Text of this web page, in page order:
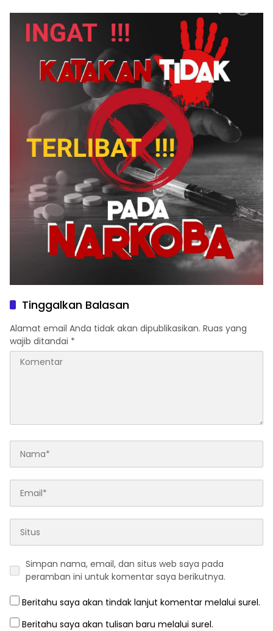
Transparan*
Pemberdayaan
Masyarakat
Tinggalkan Balasan
Alamat email Anda tidak akan dipublikasikan. Ruas yang
wajib ditandai *
Simpan nama, email, dan situs web saya pada
peramban ini untuk komentar saya berikutnya.
Beritahu saya akan tindak lanjut komentar melalui surel.
Beritahu saya akan tulisan baru melalui surel.